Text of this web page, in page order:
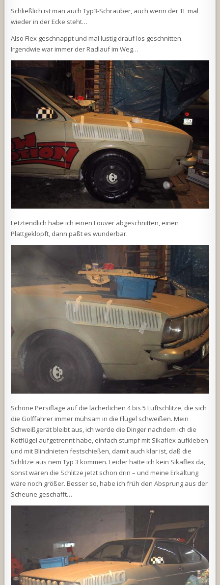
Schließlich ist man auch Typ3-Schrauber, auch wenn der TL mal
wieder in der Ecke steht…
Also Flex geschnappt und mal lustig drauf los geschnitten.
Irgendwie war immer der Radlauf im Weg…
Letztendlich habe ich einen Louver abgeschnitten, einen
Plattgeklopft, dann paßt es wunderbar.
Schöne Persiflage auf die lächerlichen 4 bis 5 Luftschlitze, die sich
die Golffahrer immer mühsam in die Flügel schweißen. Mein
Schweißgerät bleibt aus, ich werde die Dinger nachdem ich die
Kotflügel aufgetrennt habe, einfach stumpf mit Sikaflex aufkleben
und mit Blindnieten festschießen, damit auch klar ist, daß die
Schlitze aus nem Typ 3 kommen. Leider hatte ich kein Sikaflex da,
sonst wären die Schlitze jetzt schon drin – und meine Erkältung
wäre noch größer. Besser so, habe ich früh den Absprung aus der
Scheune geschafft…